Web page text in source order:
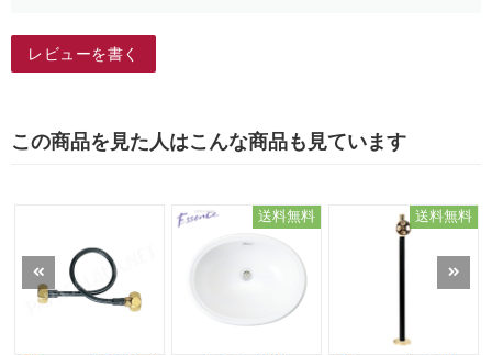
レビューを書く
この商品を見た人はこんな商品も見ています
送料無料 送料無料